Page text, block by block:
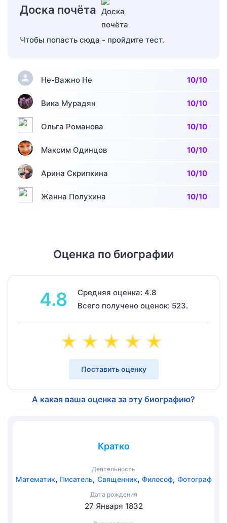
Доска почёта
Чтобы попасть сюда - пройдите тест.
Не-Важно Не 10/10
Вика Мурадян 10/10
Ольга Романова 10/10
Максим Одинцов 10/10
Арина Скрипкина 10/10
Жанна Полухина 10/10
Оценка по биографии
4.8
Средняя оценка: 4.8
Всего получено оценок: 523.
Поставить оценку
А какая ваша оценка за эту биографию?
Кратко
Деятельность
Математик, Писатель, Священник, Философ, Фотограф
Дата рождения
27 Января 1832